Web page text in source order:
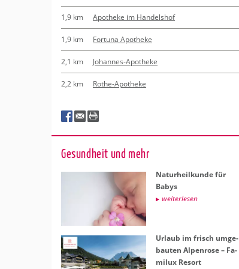
1,9 km Apotheke im Handelshof
1,9 km Fortuna Apotheke
2,1 km Johannes-Apotheke
2,2 km Rothe-Apotheke
Ge­sund­heit und mehr
Na­tur­heil­kun­de für
Babys
wei­ter­le­sen
Ur­laub im frisch um­ge­
bau­ten Al­pen­ro­se – Fa­
mi­lux Re­sort